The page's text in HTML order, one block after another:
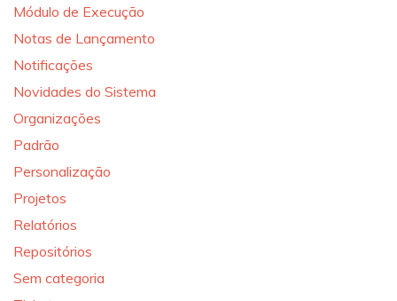
Módulo de Execução
Notas de Lançamento
Notificações
Novidades do Sistema
Organizações
Padrão
Personalização
Projetos
Relatórios
Repositórios
Sem categoria